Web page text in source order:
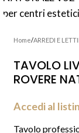
Home ARREDI E
TAVOLO
ROVERE
Accedi al
Tavolo